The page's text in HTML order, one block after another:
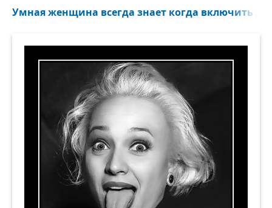
Умная женщина всегда знает когда включить